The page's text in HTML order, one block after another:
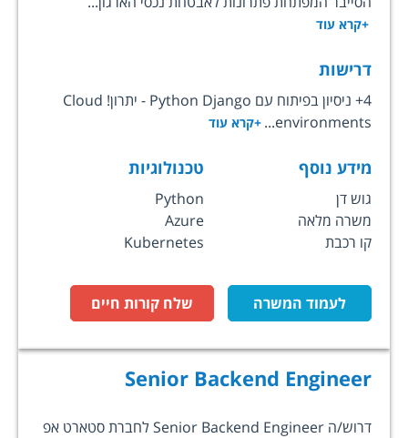
+קרא עוד
דרישות
4+ ניסיון בפיתוח עם Python Django - יתרון! Cloud
environments...
+קרא עוד
מידע נוסף
גוש דן
משרה מלאה
קו רכבת
טכנולוגיות
Python
Azure
Kubernetes
לעמוד המשרה שלח קורות חיים
Senior Backend Engineer
דרוש/ה Senior Backend Engineer לחברת סטארט אפ